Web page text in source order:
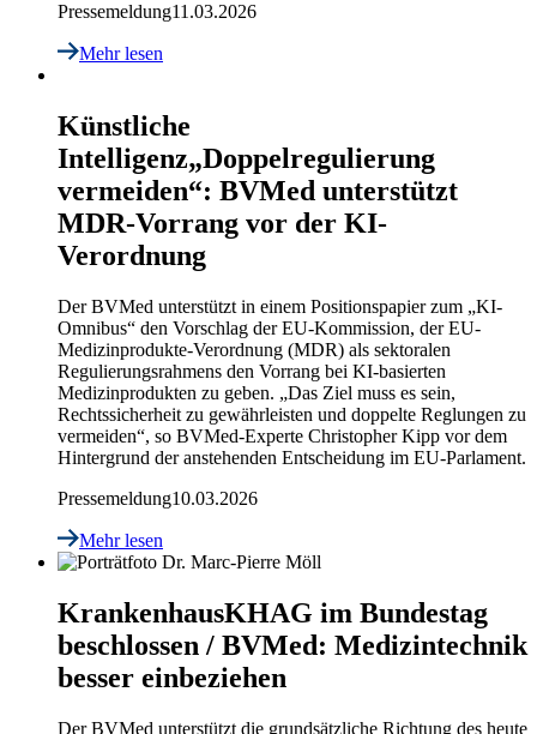
Pressemeldung11.03.2026
Mehr lesen
Künstliche
Intelligenz„Doppelregulierung
vermeiden“: BVMed unterstützt
MDR-Vorrang vor der KI-
Verordnung
Der BVMed unterstützt in einem Positionspapier zum „KI-
Omnibus“ den Vorschlag der EU-Kommission, der EU-
Medizinprodukte-Verordnung (MDR) als sektoralen
Regulierungsrahmens den Vorrang bei KI-basierten
Medizinprodukten zu geben. „Das Ziel muss es sein,
Rechtssicherheit zu gewährleisten und doppelte Reglungen zu
vermeiden“, so BVMed-Experte Christopher Kipp vor dem
Hintergrund der anstehenden Entscheidung im EU-Parlament.
Pressemeldung10.03.2026
Mehr lesen
KrankenhausKHAG im Bundestag
beschlossen / BVMed: Medizintechnik
besser einbeziehen
Der BVMed unterstützt die grundsätzliche Richtung des heute